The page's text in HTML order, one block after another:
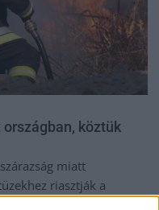
köztük
miatt
riasztják a